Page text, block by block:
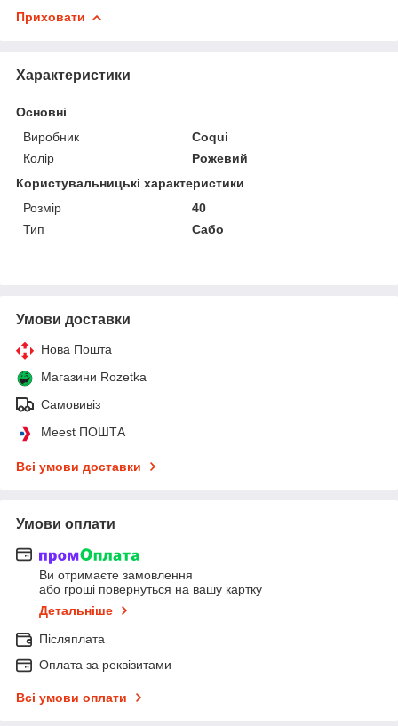
Приховати
Характеристики
Основні
Виробник
Coqui
Колір
Рожевий
Користувальницькі характеристики
Розмір
40
Тип
Сабо
Умови доставки
Нова Пошта
Магазини Rozetka
Самовивіз
Meest ПОШТА
Всі умови доставки
Умови оплати
Ви отримаєте замовлення
або гроші повернуться на вашу картку
Детальніше
Післяплата
Оплата за реквізитами
Всі умови оплати